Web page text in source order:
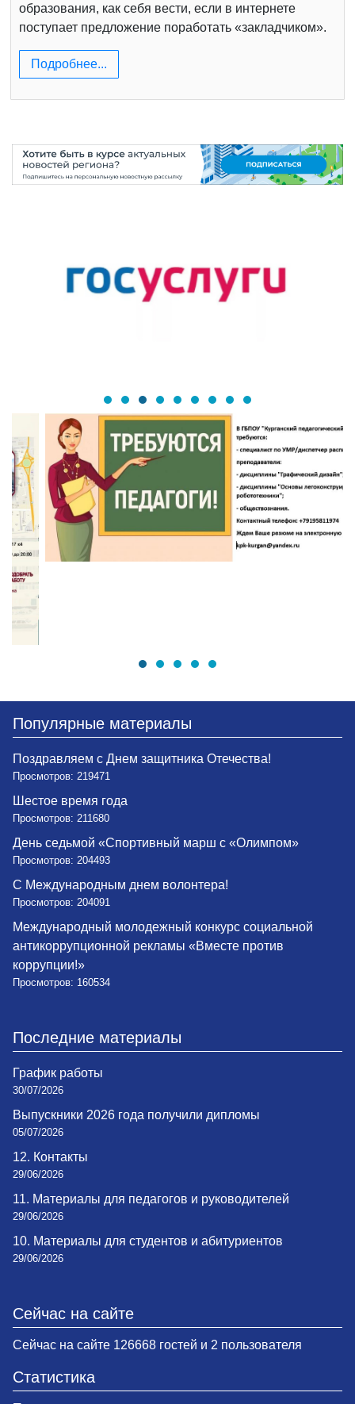
образования, как себя вести, если в интернете
поступает предложение поработать «закладчиком».
Подробнее...
Популярные материалы
Поздравляем с Днем защитника Отечества!
Просмотров: 219471
Шестое время года
Просмотров: 211680
День седьмой «Спортивный марш с «Олимпом»
Просмотров: 204493
С Международным днем волонтера!
Просмотров: 204091
Международный молодежный конкурс социальной
антикоррупционной рекламы «Вместе против
коррупции!»
Просмотров: 160534
Последние материалы
График работы
30/07/2026
Выпускники 2026 года получили дипломы
05/07/2026
12. Контакты
29/06/2026
11. Материалы для педагогов и руководителей
29/06/2026
10. Материалы для студентов и абитуриентов
29/06/2026
Сейчас на сайте
Сейчас на сайте 126668 гостей и 2 пользователя
Статистика